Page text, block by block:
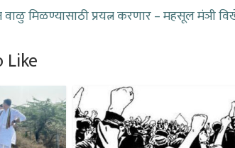
वाळु मिळण्यासाठी प्रयत्न करणार – महसूल मंञी
Like